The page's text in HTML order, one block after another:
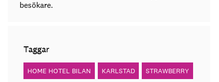
besökare.
Taggar
HOME HOTEL BILAN KARLSTAD STRAWBERRY